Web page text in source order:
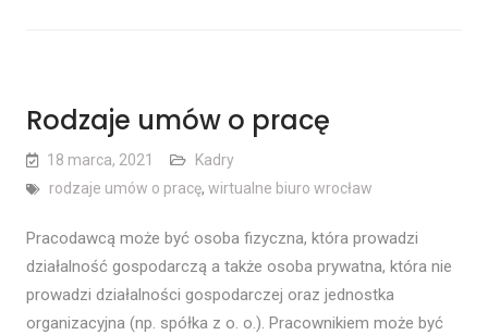
Rodzaje umów o pracę
18 marca, 2021
Kadry
rodzaje umów o pracę, wirtualne biuro wrocław
Pracodawcą może być osoba fizyczna, która prowadzi
działalność gospodarczą a także osoba prywatna, która nie
prowadzi działalności gospodarczej oraz jednostka
organizacyjna (np. spółka z o. o.). Pracownikiem może być